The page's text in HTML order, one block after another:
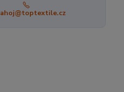
ahoj@toptextile.cz